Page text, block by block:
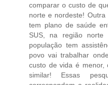
comparar o custo de
norte e nordeste!
tem plano de saúde
SUS, na região
população tem
povo vai trabalhar
custo de vida é menor,
similar! Essas